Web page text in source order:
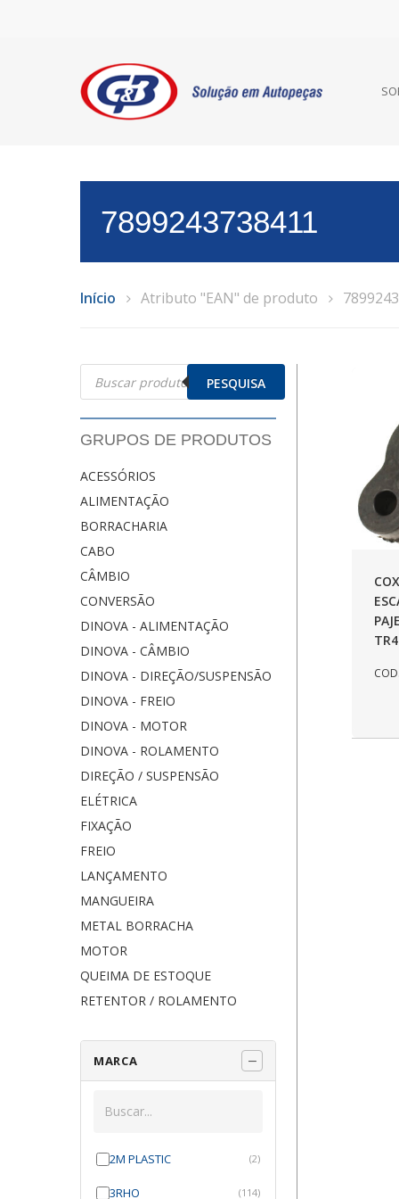
7899243738411
Início Atributo "EAN" de produto
Pesquisar
produtos PESQUISA
GRUPOS DE PRODUTOS
ACESSÓRIOS
ALIMENTAÇÃO
BORRACHARIA
CABO
CÂMBIO
CONVERSÃO
DINOVA - ALIMENTAÇÃO
DINOVA - CÂMBIO
DINOVA - DIREÇÃO/SUSPENSÃO
DINOVA - FREIO
DINOVA - MOTOR
DINOVA - ROLAMENTO
DIREÇÃO / SUSPENSÃO
ELÉTRICA
FIXAÇÃO
FREIO
LANÇAMENTO
MANGUEIRA
METAL BORRACHA
MOTOR
QUEIMA DE ESTOQUE
RETENTOR / ROLAMENTO
MARCA
2M PLASTIC (2)
3RHO (114)